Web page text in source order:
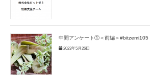
中間アンケート①＜前編＞#bitzemi105
2023年5月26日